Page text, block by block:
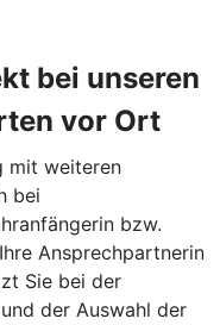
bei unseren
vor Ort
mit weiteren
bei
bzw.
Ansprechpartnerin
Sie bei der
der Auswahl der